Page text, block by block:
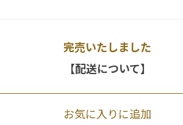
完売いたしました
【配送について】
お気に入りに追加